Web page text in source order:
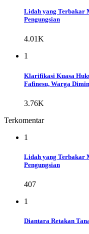
Lidah yang Terbakar
Pengungsian
4.01K
1
Klarifikasi Kuasa
Fafinesu, Warga
3.76K
Terkomentar
1
Lidah yang Terbakar
Pengungsian
407
1
Diantara Retakan